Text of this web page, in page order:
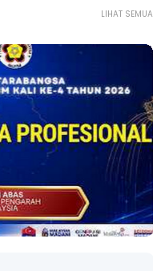
LIHAT SEMUA